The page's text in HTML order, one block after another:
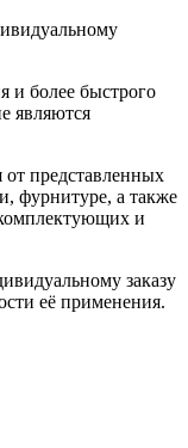
и более быстрого
являются
от представленных
фурнитуре, а также
и
заказу
её применения.